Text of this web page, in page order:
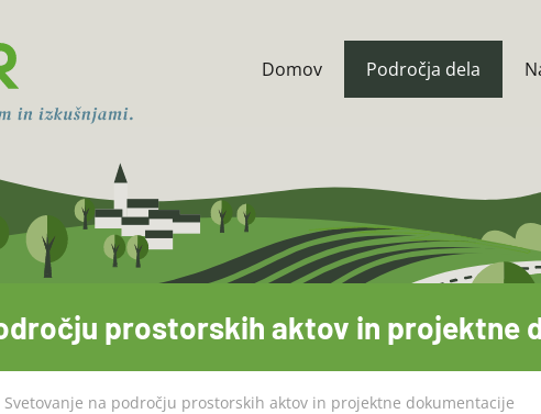
Domov Področja dela
prostorskih aktov in projektne
Svetovanje na področju prostorskih aktov in projektne dokumentacije